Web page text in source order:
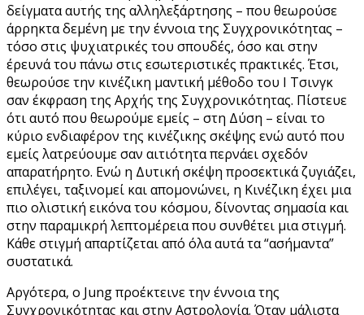
δείγματα αυτής της αλληλεξάρτησης – που θεωρούσε
άρρηκτα δεμένη με την έννοια της Συγχρονικότητας –
τόσο στις ψυχιατρικές του σπουδές, όσο και στην
έρευνά του πάνω στις εσωτεριστικές πρακτικές. Έτσι,
θεωρούσε την κινέζικη μαντική μέθοδο του Ι Τσινγκ
σαν έκφραση της Αρχής της Συγχρονικότητας. Πίστευε
ότι αυτό που θεωρούμε εμείς – στη Δύση – είναι το
κύριο ενδιαφέρον της κινέζικης σκέψης ενώ αυτό που
εμείς λατρεύουμε σαν αιτιότητα περνάει σχεδόν
απαρατήρητο. Ενώ η Δυτική σκέψη προσεκτικά ζυγιάζει,
επιλέγει, ταξινομεί και απομονώνει, η Κινέζικη έχει μια
πιο ολιστική εικόνα του κόσμου, δίνοντας σημασία και
στην παραμικρή λεπτομέρεια που συνθέτει μια στιγμή.
Κάθε στιγμή απαρτίζεται από όλα αυτά τα “ασήμαντα”
συστατικά.
Αργότερα, ο Jung προέκτεινε την έννοια της
Συγχρονικότητας και στην Αστρολογία. Όταν μάλιστα